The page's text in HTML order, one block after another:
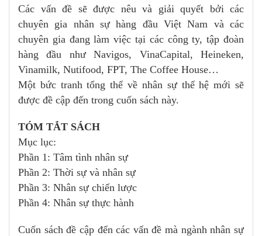
Các vấn đề sẽ được nêu và giải quyết bởi các
chuyên gia nhân sự hàng đầu Việt Nam và các
chuyên gia đang làm việc tại các công ty, tập đoàn
hàng đầu như Navigos, VinaCapital, Heineken,
Vinamilk, Nutifood, FPT, The Coffee House…
Một bức tranh tổng thể về nhân sự thế hệ mới sẽ
được đề cập đến trong cuốn sách này.
TÓM TẮT SÁCH
Mục lục:
Phần 1: Tâm tình nhân sự
Phần 2: Thời sự và nhân sự
Phần 3: Nhân sự chiến lược
Phần 4: Nhân sự thực hành
Cuốn sách đề cập đến các vấn đề mà ngành nhân sự